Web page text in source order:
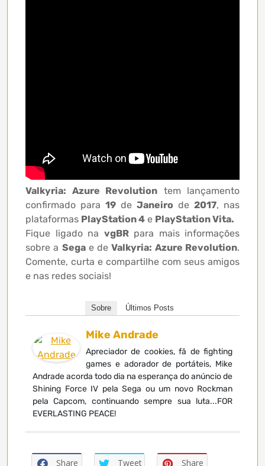
Valkyria: Azure Revolution tem lançamento
confirmado para 19 de Janeiro de 2017, nas
plataformas PlayStation 4 e PlayStation Vita.
Fique ligado na vgBRpara mais informações
sobre a Segae deValkyria: Azure Revolution.
Comente, curta e compartilhe com seus amigos
e nas redes sociais!
Sobre Últimos Posts
Mike Andrade
Apreciador de cookies, fã de fighting
games e adorador de portáteis, Mike
Andrade acorda todo dia na esperança do anúncio de
Shining Force IV pela Sega ou um novo Rockman
pela Capcom, continuando sempre sua luta...FOR
EVERLASTING PEACE!
Share Tweet Share